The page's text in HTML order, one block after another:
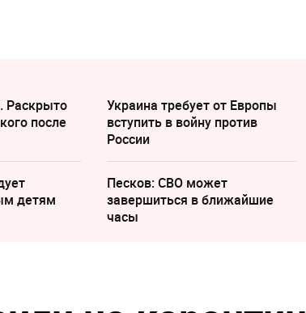
Раскрыто
после
Украина требует от Европы
вступить в войну против
России
детям
Песков: СВО может
завершиться в ближайшие
часы